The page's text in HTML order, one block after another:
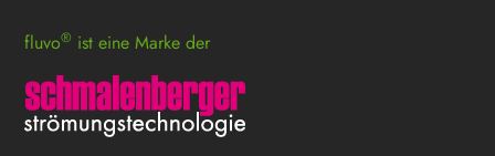
fluvo® ist eine Marke der